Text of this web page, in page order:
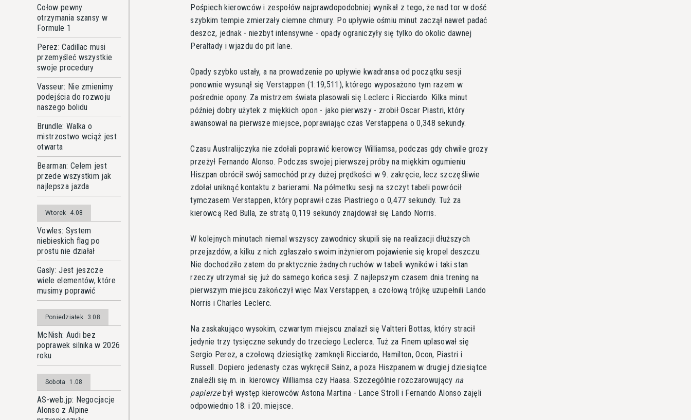
Cołow pewny
otrzymania szansy w
Formule 1
Perez: Cadillac musi
przemyśleć wszystkie
swoje procedury
Vasseur: Nie zmienimy
podejścia do rozwoju
naszego bolidu
Brundle: Walka o
mistrzostwo wciąż jest
otwarta
Bearman: Celem jest
przede wszystkim jak
najlepsza jazda
Wtorek 4.08
Vowles: System
niebieskich flag po
prostu nie działał
Gasly: Jest jeszcze
wiele elementów, które
musimy poprawić
Poniedziałek 3.08
McNish: Audi bez
poprawek silnika w 2026
roku
Sobota 1.08
AS-web.jp: Negocjacje
Alonso z Alpine
Pośpiech kierowców i zespołów najprawdopodobniej wynikał z tego, że nad tor w dość
szybkim tempie zmierzały ciemne chmury. Po upływie ośmiu minut zaczął nawet padać
deszcz, jednak - niezbyt intensywne - opady ograniczyły się tylko do okolic dawnej
Peraltady i wjazdu do pit lane.
Opady szybko ustały, a na prowadzenie po upływie kwadransa od początku sesji
ponownie wysunął się Verstappen (1:19,511), którego wyposażono tym razem w
pośrednie opony. Za mistrzem świata plasowali się Leclerc i Ricciardo. Kilka minut
później dobry użytek z miękkich opon - jako pierwszy - zrobił Oscar Piastri, który
awansował na pierwsze miejsce, poprawiając czas Verstappena o 0,348 sekundy.
Czasu Australijczyka nie zdołali poprawić kierowcy Williamsa, podczas gdy chwile grozy
przeżył Fernando Alonso. Podczas swojej pierwszej próby na miękkim ogumieniu
Hiszpan obrócił swój samochód przy dużej prędkości w 9. zakręcie, lecz szczęśliwie
zdołał uniknąć kontaktu z barierami. Na półmetku sesji na szczyt tabeli powrócił
tymczasem Verstappen, który poprawił czas Piastriego o 0,477 sekundy. Tuż za
kierowcą Red Bulla, ze stratą 0,119 sekundy znajdował się Lando Norris.
W kolejnych minutach niemal wszyscy zawodnicy skupili się na realizacji dłuższych
przejazdów, a kilku z nich zgłaszało swoim inżynierom pojawienie się kropel deszczu.
Nie dochodziło zatem do praktycznie żadnych ruchów w tabeli wyników i taki stan
rzeczy utrzymał się już do samego końca sesji. Z najlepszym czasem dnia trening na
pierwszym miejscu zakończył więc Max Verstappen, a czołową trójkę uzupełnili Lando
Norris i Charles Leclerc.
Na zaskakująco wysokim, czwartym miejscu znalazł się Valtteri Bottas, który stracił
jedynie trzy tysięczne sekundy do trzeciego Leclerca. Tuż za Finem uplasował się
Sergio Perez, a czołową dziesiątkę zamknęli Ricciardo, Hamilton, Ocon, Piastri i
Russell. Dopiero jedenasty czas wykręcił Sainz, a poza Hiszpanem w drugiej dziesiątce
znaleźli się m. in. kierowcy Williamsa czy Haasa. Szczególnie rozczarowujący na
papierzebył występ kierowców Astona Martina - Lance Stroll i Fernando Alonso zajęli
odpowiednio 18. i 20. miejsce.